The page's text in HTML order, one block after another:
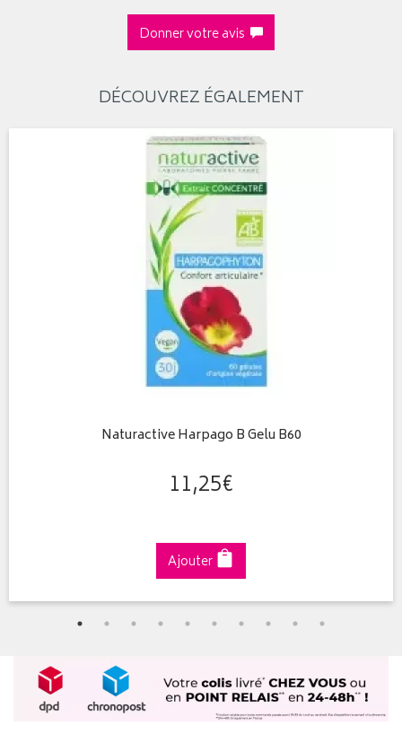
Donner votre avis
DÉCOUVREZ ÉGALEMENT
Naturactive Harpago B Gelu B60
11,25€
Ajouter